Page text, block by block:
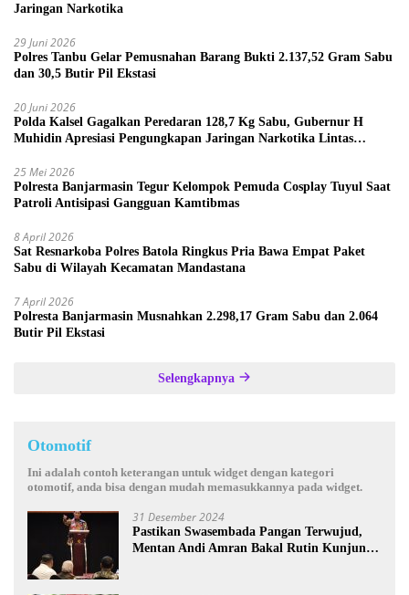
Jaringan Narkotika
29 Juni 2026
Polres Tanbu Gelar Pemusnahan Barang Bukti 2.137,52 Gram Sabu
dan 30,5 Butir Pil Ekstasi
20 Juni 2026
Polda Kalsel Gagalkan Peredaran 128,7 Kg Sabu, Gubernur H
Muhidin Apresiasi Pengungkapan Jaringan Narkotika Lintas
25 Mei 2026
Polresta Banjarmasin Tegur Kelompok Pemuda Cosplay Tuyul Saat
Patroli Antisipasi Gangguan Kamtibmas
8 April 2026
Sat Resnarkoba Polres Batola Ringkus Pria Bawa Empat Paket
Sabu di Wilayah Kecamatan Mandastana
7 April 2026
Polresta Banjarmasin Musnahkan 2.298,17 Gram Sabu dan 2.064
Butir Pil Ekstasi
Selengkapnya
Otomotif
Ini adalah contoh keterangan untuk widget dengan kategori
otomotif, anda bisa dengan mudah memasukkannya pada widget.
31 Desember 2024
Pastikan Swasembada Pangan Terwujud,
Mentan Andi Amran Bakal Rutin Kunjungi